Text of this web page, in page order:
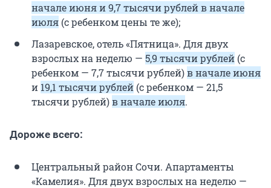
начале июня и 9,7 тысячи рублей в начале
июля (с ребенком цены те же);
Лазаревское, отель «Пятница». Для двух
взрослых на неделю — 5,9 тысячи рублей (с
ребенком — 7,7 тысячи рублей)в начале июня
и 19,1 тысячи рублей (с ребенком — 21,5
тысячи рублей)в начале июля.
Дороже всего:
Центральный район Сочи. Апартаменты
«Камелия». Для двух взрослых на неделю —